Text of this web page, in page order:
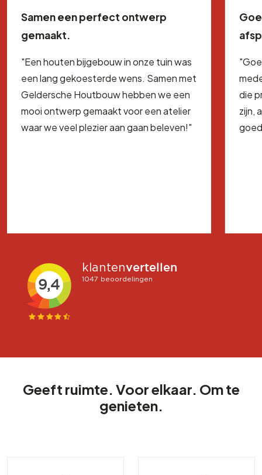
Samen een perfect ontwerp
gemaakt.
"Een houten bijgebouw in onze tuin was
een lang gekoesterde wens. Samen met
Geldersche Houtbouw hebben we een
mooi ontwerp gemaakt voor een atelier
waar we veel plezier aan gaan beleven!"
die
zijn,
Geeft ruimte. Voor elkaar. Om te
genieten.